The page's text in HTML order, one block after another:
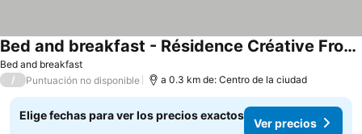
Bed and breakfast
Bed and breakfast - Résidence Créative Froehly, historic center of Colmar
/ Puntuación no disponible a 0.3 km de: Centro de la ciudad
Elige fechas para ver los precios exactos
Ver precios